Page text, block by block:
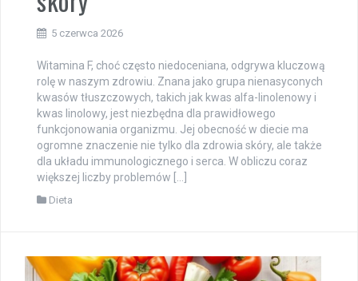
5 czerwca 2026
Witamina F, choć często niedoceniana, odgrywa kluczową
rolę w naszym zdrowiu. Znana jako grupa nienasyconych
kwasów tłuszczowych, takich jak kwas alfa-linolenowy i
kwas linolowy, jest niezbędna dla prawidłowego
funkcjonowania organizmu. Jej obecność w diecie ma
ogromne znaczenie nie tylko dla zdrowia skóry, ale także
dla układu immunologicznego i serca. W obliczu coraz
większej liczby problemów […]
Dieta